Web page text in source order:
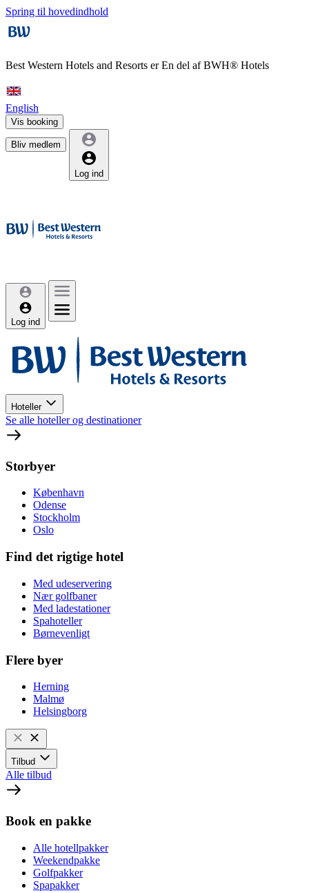
Spring til hovedindhold
Best Western Hotels and Resorts erEn del af BWH® Hotels
English
Vis booking
Bliv medlem
Log ind
Log ind
Hoteller
Se alle hoteller og destinationer
Storbyer
København
Odense
Stockholm
Oslo
Find det rigtige hotel
Med udeservering
Nær golfbaner
Med ladestationer
Spahoteller
Børnevenligt
Flere byer
Herning
Malmø
Helsingborg
Tilbud
Alle tilbud
Book en pakke
Alle hotellpakker
Weekendpakke
Golfpakker
Spapakker